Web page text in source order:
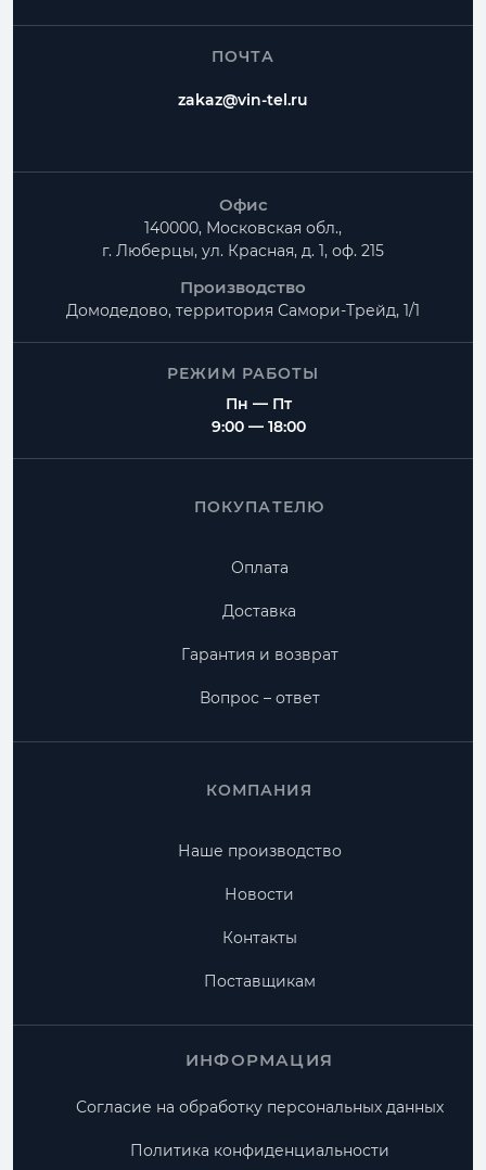
ПОЧТА
zakaz@vin-tel.ru
Офис
140000, Московская обл.,
г. Люберцы, ул. Красная, д. 1, оф. 215
Производство
Домодедово, территория Самори-Трейд, 1/1
РЕЖИМ РАБОТЫ
Пн — Пт
9:00 — 18:00
ПОКУПАТЕЛЮ
Оплата
Доставка
Гарантия и возврат
Вопрос – ответ
КОМПАНИЯ
Наше производство
Новости
Контакты
Поставщикам
ИНФОРМАЦИЯ
Согласие на обработку персональных данных
Политика конфиденциальности